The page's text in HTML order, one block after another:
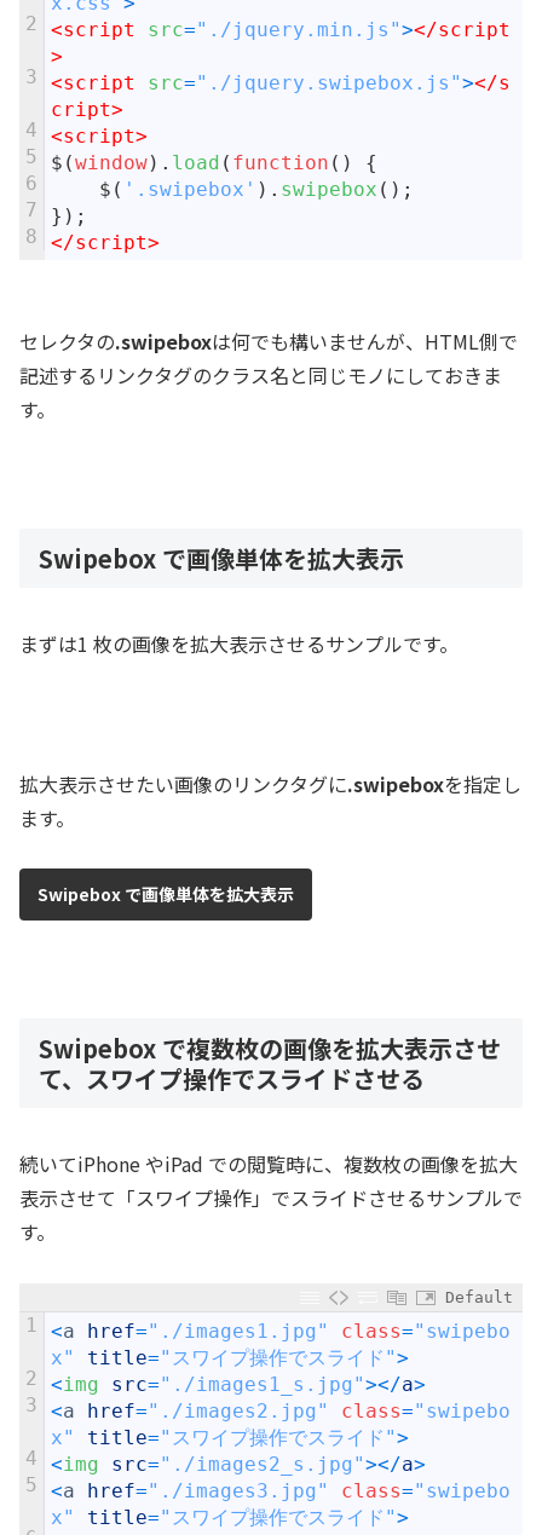
2
3
4
5
6
7
8
<script src="./jquery.min.js"></script
>
<script src="./jquery.swipebox.js"></s
cript>
<script>
$ (window) . load ( function ( )
{
$ ( '.swipebox' ) . swipebox ( ) ;
} ) ;
</script>
セレクタの.swipeboxは何でも構いませんが、HTML側で
記述するリンクタグのクラス名と同じモノにしておきま
す。
Swipebox で画像単体を拡大表示
まずは1 枚の画像を拡大表示させるサンプルです。
拡大表示させたい画像のリンクタグに.swipeboxを指定し
ます。
Swipebox で画像単体を拡大表示
Swipebox で複数枚の画像を拡大表示させ
て、スワイプ操作でスライドさせる
続いてiPhone やiPad での閲覧時に、複数枚の画像を拡大
表示させて「スワイプ操作」でスライドさせるサンプルで
す。
Default
1
2
3
4
5
<a href="./images1.jpg" class="swipebo
x"
title="スワイプ操作でスライド">
<img src="./images1_s.jpg"></a>
<a href="./images2.jpg" class="swipebo
x"
title="スワイプ操作でスライド">
<img src="./images2_s.jpg"></a>
<a href="./images3.jpg" class="swipebo
x"
title="スワイプ操作でスライド">